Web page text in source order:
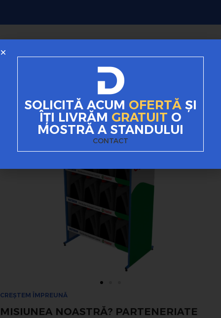
CREȘTEM ÎMPREUNĂ
MISIUNEA NOASTRĂ? PARTENERIATE
SOLICITĂ ACUM OFERTĂ ȘI
ÎȚI LIVRĂM GRATUIT O
MOSTRĂ A STANDULUI
CONTACT